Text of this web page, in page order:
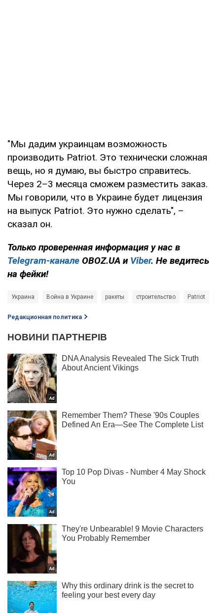
"Мы дадим украинцам возможность
производить Patriot. Это технически сложная
вещь, но я думаю, вы быстро справитесь.
Через 2–3 месяца сможем разместить заказ.
Мы говорили, что в Украине будет лицензия
на выпуск Patriot. Это нужно сделать", –
сказал он.
Только проверенная информация у нас в
Telegram-канале OBOZ.UA и Viber. Не ведитесь
на фейки!
Украина Война в Украине ракеты строительство Patriot
Редакционная политика